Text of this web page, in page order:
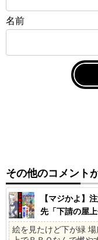
名前
その他のコメント
【マジかよ】
先「下請の屋
ヶ月の社員旅
絵を見たけど下が緑